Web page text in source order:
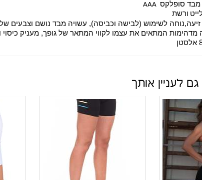
מבד סופלקס AAA
ורשת
לשימוש (לבישה וכביסה), עשויה מבד נושם וצבעים
מדהימות המתאים את עצמו לקווי המתאר של גופך, מעניק
לעניין אותך